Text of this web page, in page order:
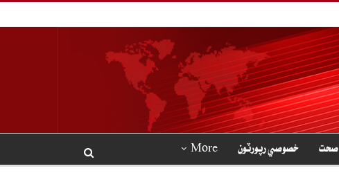
صحت خصوصي رپورٽون More